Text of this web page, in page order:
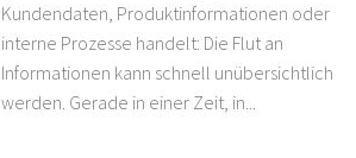
Kundendaten, Produktinformationen oder
interne Prozesse handelt: Die Flut an
Informationen kann schnell unübersichtlich
werden. Gerade in einer Zeit, in...